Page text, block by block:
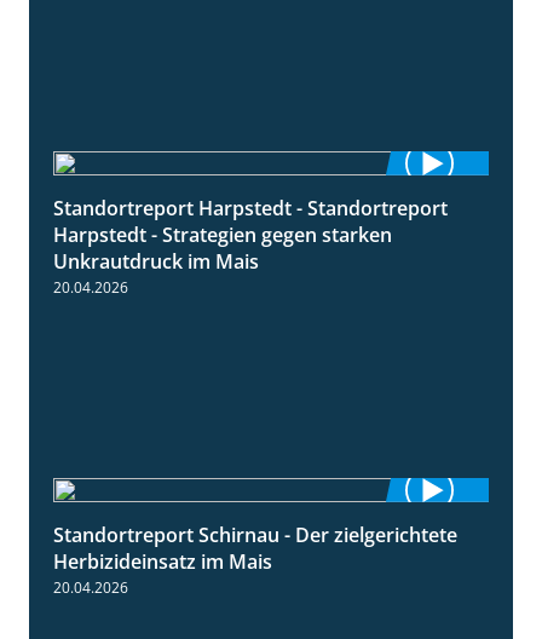
9:11
Standortreport Harpstedt - Standortreport
Harpstedt - Strategien gegen starken
Unkrautdruck im Mais
20.04.2026
9:27
Standortreport Schirnau - Der zielgerichtete
Herbizideinsatz im Mais
20.04.2026